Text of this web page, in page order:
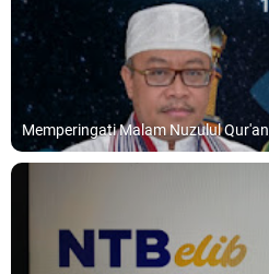
Memperingati Malam Nuzulul Qur'an